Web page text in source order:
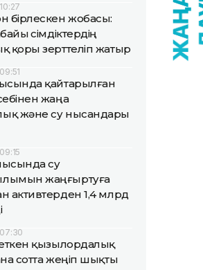
бірлескен жобасы:
өсімдіктердің
қоры зерттеліп жатыр
қайтарылған
жаңа
және су нысандары
су
жаңғыртуға
активтерден 1,4 млрд
қызылордалық
сотта жеңіп шықты